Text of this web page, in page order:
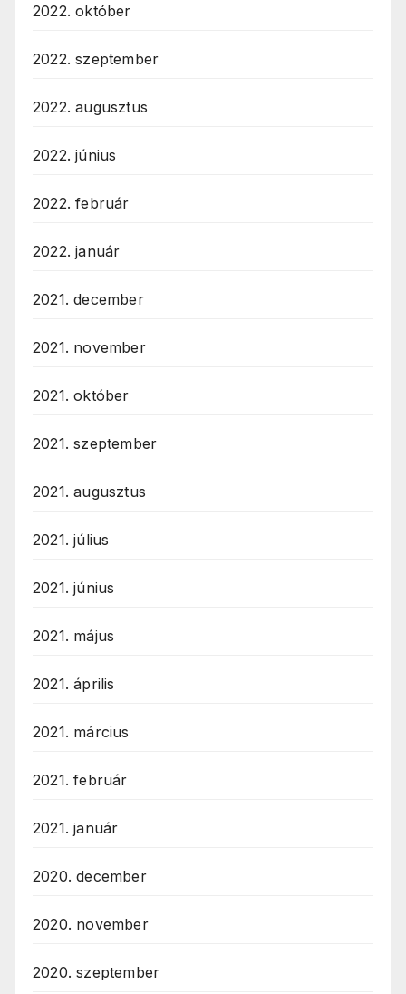
2022. október
2022. szeptember
2022. augusztus
2022. június
2022. február
2022. január
2021. december
2021. november
2021. október
2021. szeptember
2021. augusztus
2021. július
2021. június
2021. május
2021. április
2021. március
2021. február
2021. január
2020. december
2020. november
2020. szeptember